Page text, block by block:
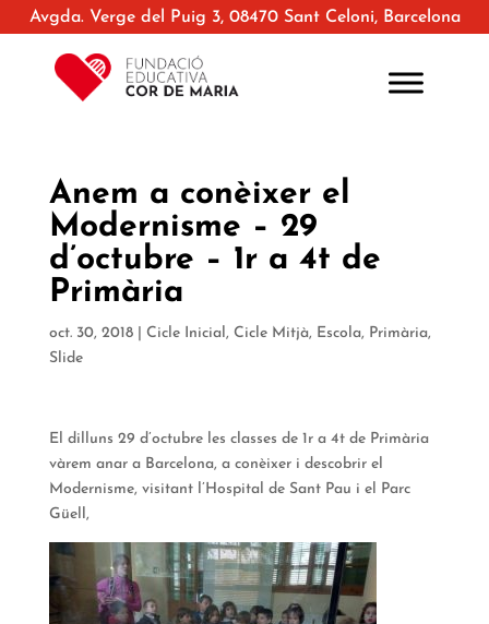
Avgda. Verge del Puig 3, 08470 Sant Celoni, Barcelona
Anem a conèixer el
Modernisme – 29
d’octubre – 1r a 4t de
Primària
oct. 30, 2018| Cicle Inicial, Cicle Mitjà, Escola, Primària,
Slide
El dilluns 29 d’octubre les classes de 1r a 4t de Primària
vàrem anar a Barcelona, a conèixer i descobrir el
Modernisme, visitant l’Hospital de Sant Pau i el Parc
Güell,